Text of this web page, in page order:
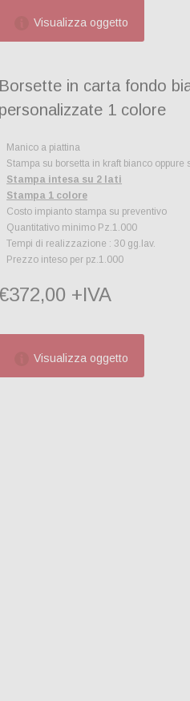
Visualizza oggetto
Borsette in carta fondo
personalizzate 1 colore
Manico a piattina
Stampa su borsetta in kraft bianco oppure
Stampa intesa su 2 lati
Stampa 1 colore
Costo impianto stampa su preventivo
Quantitativo minimo Pz.1.000
Tempi di realizzazione : 30 gg.lav.
Prezzo inteso per pz.1.000
+IVA
Visualizza oggetto